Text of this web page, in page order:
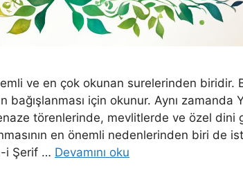
ve en çok okunan surelerinden biridir.
bağışlanması için okunur. Aynı zamanda
törenlerinde, mevlitlerde ve özel dini
en önemli nedenlerinden biri de
i Şerif … Devamını oku